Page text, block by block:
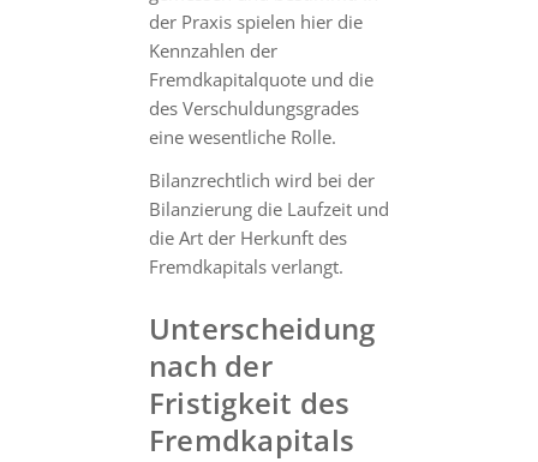
der Praxis spielen hier die
Kennzahlen der
Fremdkapitalquote und die
des Verschuldungsgrades
eine wesentliche Rolle.
Bilanzrechtlich wird bei der
Bilanzierung die Laufzeit und
die Art der Herkunft des
Fremdkapitals verlangt.
Unterscheidung
nach der
Fristigkeit des
Fremdkapitals